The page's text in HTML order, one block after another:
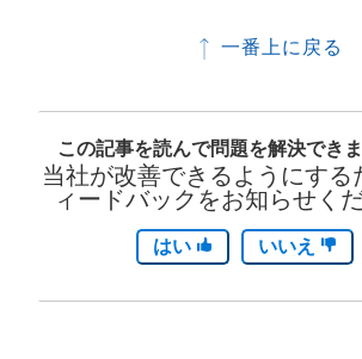
一番上に戻る
この記事を読んで問題を解決でき
当社が改善できるようにする
ィードバックをお知らせくだ
はい いいえ